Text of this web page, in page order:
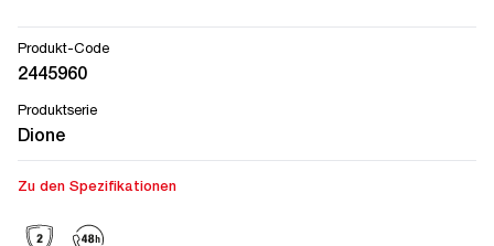
Produkt-Code
2445960
Produktserie
Dione
Zu den Spezifikationen